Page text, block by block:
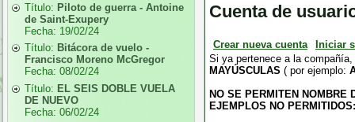
Título: Piloto de guerra - Antoine
de Saint-Exupery
Fecha: 19/02/24
Título: Bitácora de vuelo -
Francisco Moreno McGregor
Fecha: 08/02/24
Título: EL SEIS DOBLE VUELA
DE NUEVO
Fecha: 06/02/24
Cuenta de
Crear nueva cuenta
Iniciar
Si ya pertenece a la
MAYÚSCULAS ( por ejemplo:
NO SE PERMITEN NOMBRE
EJEMPLOS NO